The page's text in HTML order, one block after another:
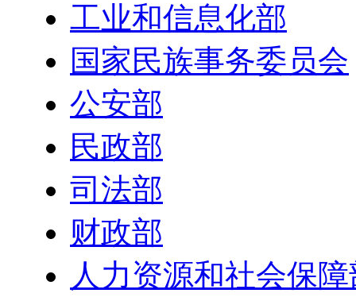
工业和信息化部
国家民族事务委员会
公安部
民政部
司法部
财政部
人力资源和社会保